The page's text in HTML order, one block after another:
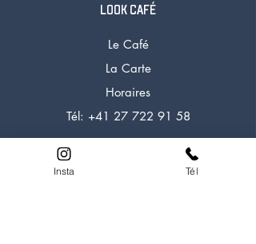
LOOK CAFÉ
Le Café
La Carte
Horaires
Tél: +41 27 722 91 58
Insta Tél